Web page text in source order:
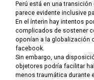
Perú está en una
parece evidente inclusive
En el ínterin hay intentos
complicados de sostener
oponían a la globalización
facebook.
Sin embargo, una
objetores podría facilitar
menos traumática durante